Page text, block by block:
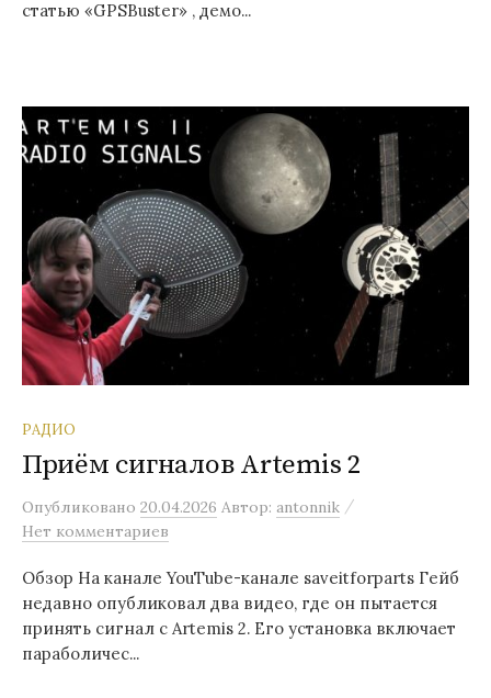
статью «GPSBuster» , демо...
РАДИО
Приём сигналов Artemis 2
Опубликовано 20.04.2026 Автор: antonnik /
Нет комментариев
Обзор На канале YouTube-канале saveitforparts Гейб
недавно опубликовал два видео, где он пытается
принять сигнал с Artemis 2. Его установка включает
параболичес...